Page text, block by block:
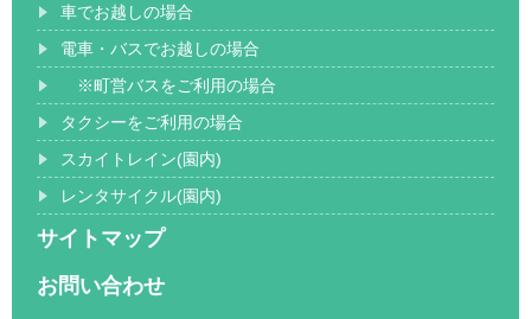
車でお越しの場合
電車・バスでお越しの場合
※町営バスをご利用の場合
タクシーをご利用の場合
スカイトレイン(園内)
レンタサイクル(園内)
サイトマップ
お問い合わせ